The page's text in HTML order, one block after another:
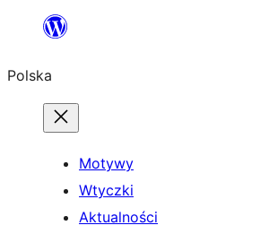
Przejdź
treści
Polska
Motywy
Wtyczki
Aktualności